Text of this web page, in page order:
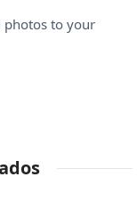
photos to your